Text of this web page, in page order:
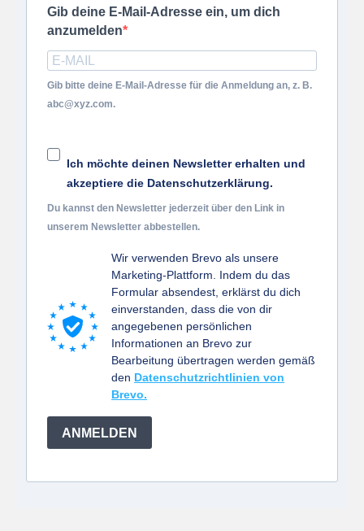
Gib deine E-Mail-Adresse ein, um dich
anzumelden
Gib bitte deine E-Mail-Adresse für die Anmeldung an, z. B.
abc@xyz.com.
Ich möchte deinen Newsletter erhalten und
akzeptiere die Datenschutzerklärung.
Du kannst den Newsletter jederzeit über den Link in
unserem Newsletter abbestellen.
Wir verwenden Brevo als unsere
Marketing-Plattform. Indem du das
Formular absendest, erklärst du dich
einverstanden, dass die von dir
angegebenen persönlichen
Informationen an Brevo zur
Bearbeitung übertragen werden gemäß
den Datenschutzrichtlinien von
Brevo.
ANMELDEN